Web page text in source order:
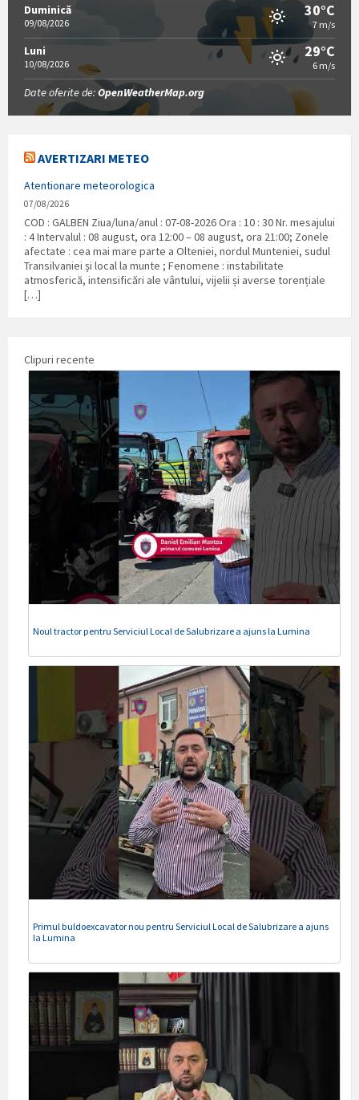
Duminică
09/08/2026
30°C
7 m/s
Luni
10/08/2026
29°C
6 m/s
Date oferite de:OpenWeatherMap.org
AVERTIZARI METEO
Atentionare meteorologica
07/08/2026
COD : GALBEN Ziua/luna/anul : 07-08-2026 Ora : 10 : 30 Nr. mesajului
: 4 Intervalul : 08 august, ora 12:00 – 08 august, ora 21:00; Zonele
afectate : cea mai mare parte a Olteniei, nordul Munteniei, sudul
Transilvaniei și local la munte ; Fenomene : instabilitate
atmosferică, intensificări ale vântului, vijelii și averse torențiale
[…]
Clipuri recente
Noul tractor pentru Serviciul Local de Salubrizare a ajuns la Lumina
Primul buldoexcavator nou pentru Serviciul Local de Salubrizare a ajuns
la Lumina